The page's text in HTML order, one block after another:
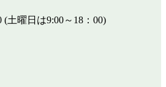
(土曜日は9:00～18：00)